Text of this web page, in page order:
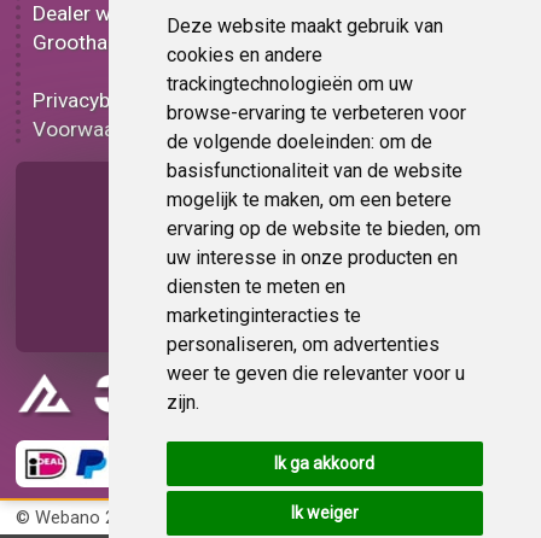
Deze website maakt gebruik van
cookies en andere
trackingtechnologieën om uw
browse-ervaring te verbeteren voor
de volgende doeleinden: om de
basisfunctionaliteit van de website
mogelijk te maken, om een betere
ervaring op de website te bieden, om
uw interesse in onze producten en
diensten te meten en
marketinginteracties te
personaliseren, om advertenties
weer te geven die relevanter voor u
zijn.
Ik ga akkoord
Ik weiger
Dealer worden
Groothandel
Privacybeleid
Voorwaarden
Carbon folie
Tint folie
Functionele folie
Folie korting
Op bestelling
Pagina delen
© Webano 2026